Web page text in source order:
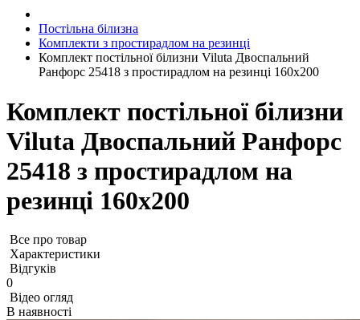
Постільна білизна
Комплекти з простирадлом на резинці
Комплект постільної білизни Viluta Двоспальний
Ранфорс 25418 з простирадлом на резинці 160х200
Комплект постільної білизни
Viluta Двоспальний Ранфорс
25418 з простирадлом на
резинці 160х200
Все про товар
Характеристики
Відгуків
0
Відео огляд
В наявності